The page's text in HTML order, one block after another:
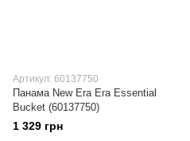
Артикул: 60137750
Панама New Era Era Essential
Bucket (60137750)
1 329 грн